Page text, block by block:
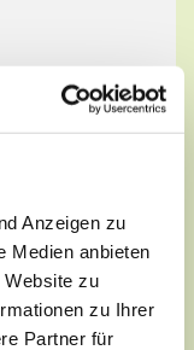
Anzeigen zu
Medien anbieten
Website zu
zu Ihrer
Partner für